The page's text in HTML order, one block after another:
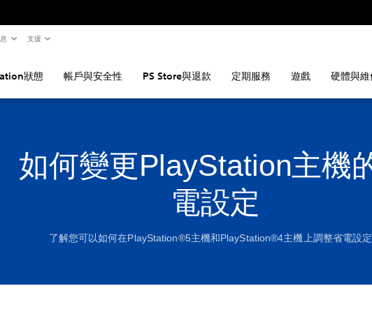
支援
狀態 帳戶與安全性 PS Store與退款 定期服務 遊戲 硬體與維
如何變更PlayStation主機
電設定
了解您可以如何在PlayStation®5主機和PlayStation®4主機上調整省電設